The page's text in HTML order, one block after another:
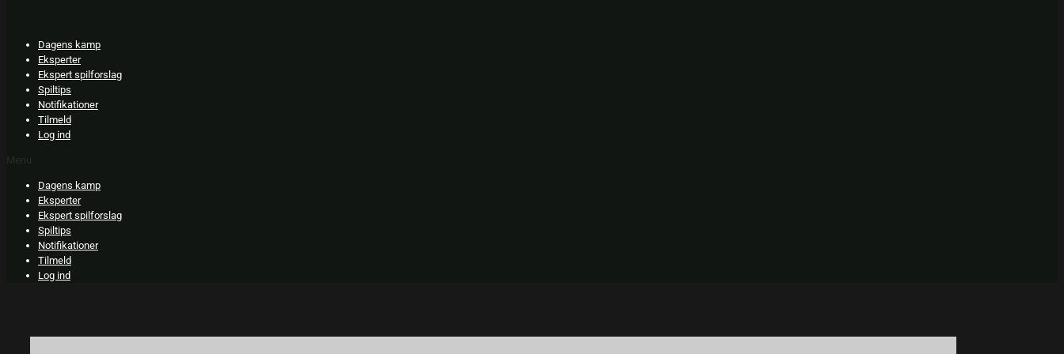
Dagens kamp
Eksperter
Ekspert spilforslag
Spiltips
Notifikationer
Tilmeld
Log ind
Menu
Dagens kamp
Eksperter
Ekspert spilforslag
Spiltips
Notifikationer
Tilmeld
Log ind